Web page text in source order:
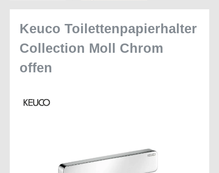
Keuco Toilettenpapierhalter
Collection Moll Chrom
offen